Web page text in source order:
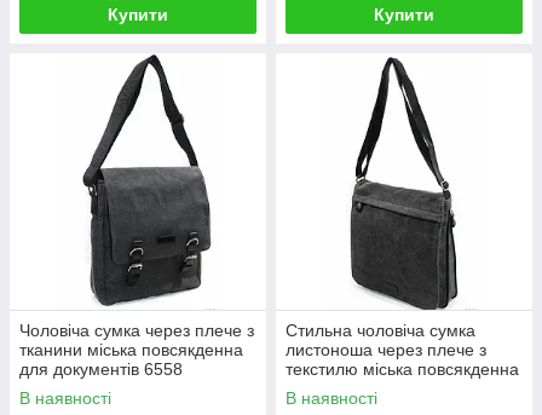
Купити Купити
Чоловіча сумка через плече з
тканини міська повсякденна
для документів 6558
В наявності
Стильна чоловіча сумка
листоноша через плече з
текстилю міська повсякденна
6505
В наявності